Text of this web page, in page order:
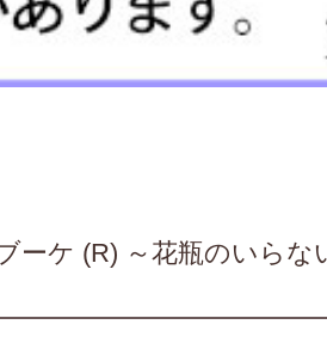
ーケ (R) ～花瓶のいらな